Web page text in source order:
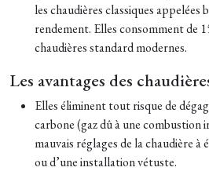
les chaudières classiques
rendement. Elles consomment de
chaudières standard modernes.
Les avantages des
Elles éliminent tout risque de
carbone (gaz dû à une
mauvais réglages de la chaudière
ou d’une installation vétuste.